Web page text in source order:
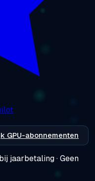
GPU-abonnementen
jaarbetaling · Geen